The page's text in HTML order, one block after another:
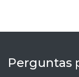
Perguntas